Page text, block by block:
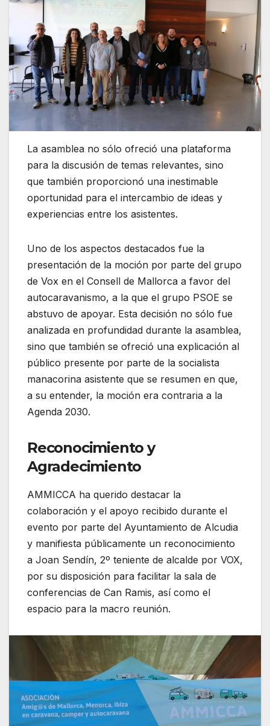
La asamblea no sólo ofreció una plataforma
para la discusión de temas relevantes, sino
que también proporcionó una inestimable
oportunidad para el intercambio de ideas y
experiencias entre los asistentes.
Uno de los aspectos destacados fue la
presentación de la moción por parte del grupo
de Vox en el Consell de Mallorca a favor del
autocaravanismo, a la que el grupo PSOE se
abstuvo de apoyar. Esta decisión no sólo fue
analizada en profundidad durante la asamblea,
sino que también se ofreció una explicación al
público presente por parte de la socialista
manacorina asistente que se resumen en que,
a su entender, la moción era contraria a la
Agenda 2030.
Reconocimiento y
Agradecimiento
AMMICCA ha querido destacar la
colaboración y el apoyo recibido durante el
evento por parte del Ayuntamiento de Alcudia
y manifiesta públicamente un reconocimiento
a Joan Sendín, 2º teniente de alcalde por VOX,
por su disposición para facilitar la sala de
conferencias de Can Ramis, así como el
espacio para la macro reunión.